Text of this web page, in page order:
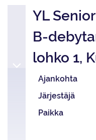
YL
B-
lohko 1,
Ajankohta
Järjestäjä
Paikka